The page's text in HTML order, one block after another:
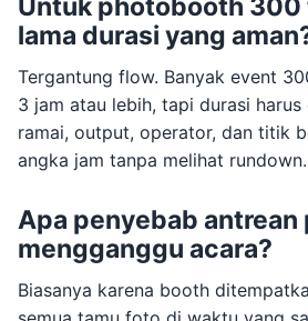
Untuk photobooth 300
lama durasi yang
Tergantung flow. Banyak event
3 jam atau lebih, tapi durasi
ramai, output, operator, dan titik
angka jam tanpa melihat rundown.
Apa penyebab
mengganggu acara?
Biasanya karena booth